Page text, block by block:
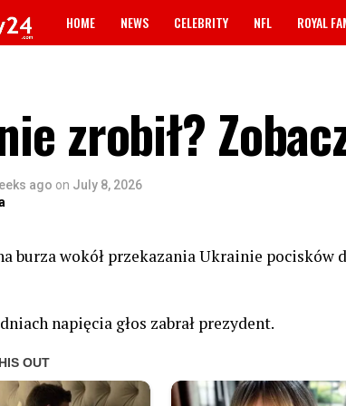
HOME NEWS CELEBRITY NFL ROYAL
zrobił?
ago on July 8, 2026
burza wokół przekazania Ukrainie pocisków
napięcia głos zabrał prezydent.